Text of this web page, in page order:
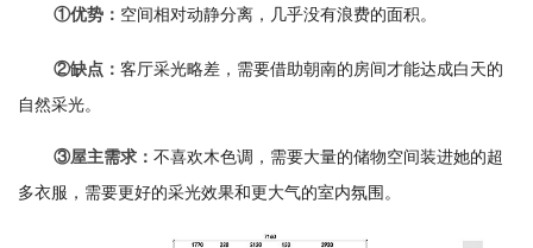
①优势： 空间相对动静分离，几乎没有浪费的面积。
②缺点： 客厅采光略差，需要借助朝南的房间才能达成白天的
自然采光。
③屋主需求： 不喜欢木色调，需要大量的储物空间装进她的超
多衣服，需要更好的采光效果和更大气的室内氛围。